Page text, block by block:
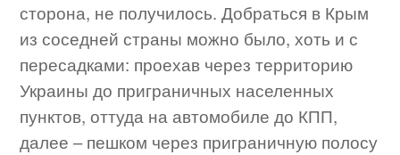
сторона, не получилось. Добраться в Крым
из соседней страны можно было, хоть и с
пересадками: проехав через территорию
Украины до приграничных населенных
пунктов, оттуда на автомобиле до КПП,
далее – пешком через приграничную полосу